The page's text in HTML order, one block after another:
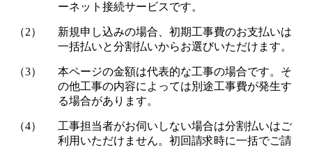
ーネット接続サービスです。
（2）
新規申し込みの場合、初期工事費のお支払いは
一括払いと分割払いからお選びいただけます。
（3）
本ページの金額は代表的な工事の場合です。そ
の他工事の内容によっては別途工事費が発生す
る場合があります。
（4）
工事担当者がお伺いしない場合は分割払いはご
利用いただけません。初回請求時に一括でご請